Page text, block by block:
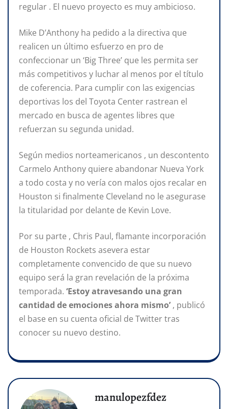
regular . El nuevo proyecto es muy ambicioso.
Mike D’Anthony ha pedido a la directiva que
realicen un último esfuerzo en pro de
confeccionar un ‘Big Three’ que les permita ser
más competitivos y luchar al menos por el título
de coferencia. Para cumplir con las exigencias
deportivas los del Toyota Center rastrean el
mercado en busca de agentes libres que
refuerzan su segunda unidad.
Según medios norteamericanos , un descontento
Carmelo Anthony quiere abandonar Nueva York
a todo costa y no vería con malos ojos recalar en
Houston si finalmente Cleveland no le asegurase
la titularidad por delante de Kevin Love.
Por su parte , Chris Paul, flamante incorporación
de Houston Rockets asevera estar
completamente convencido de que su nuevo
equipo será la gran revelación de la próxima
temporada. ‘Estoy atravesando una gran
cantidad de emociones ahora mismo’, publicó
el base en su cuenta oficial de Twitter tras
conocer su nuevo destino.
manulopezfdez